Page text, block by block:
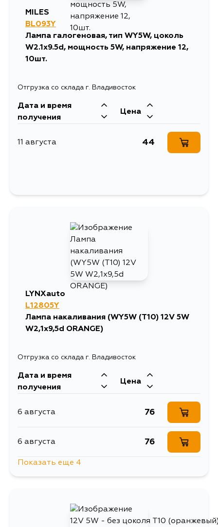
MILES
BL093Y
Лампа галогеновая, тип WY5W, цоколь
W2.1x9.5d, мощность 5W, напряжение 12,
10шт.
Отгрузка со склада г. Владивосток
Дата и время
получения
Цена
11 августа 44
LYNXauto
L12805Y
Лампа накаливания (WY5W (T10) 12V 5W
W2,1x9,5d ORANGE)
Отгрузка со склада г. Владивосток
Дата и время
получения
Цена
6 августа 76
6 августа 76
Показать еще 4